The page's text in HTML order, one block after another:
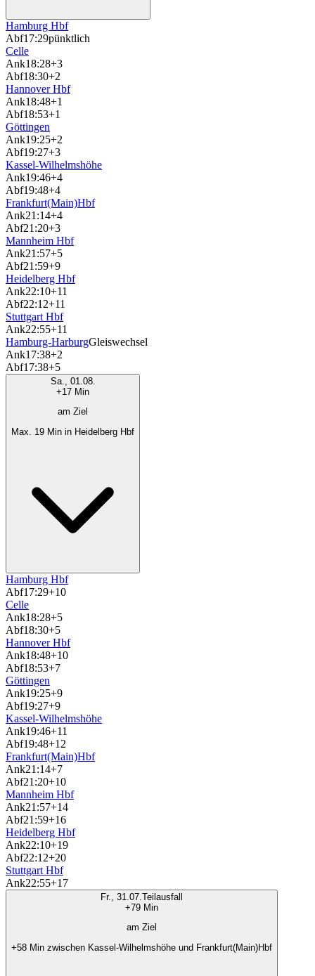
Hamburg Hbf
Abf17:29pünktlich
Celle
Ank18:28+3
Abf18:30+2
Hannover Hbf
Ank18:48+1
Abf18:53+1
Göttingen
Ank19:25+2
Abf19:27+3
Kassel-Wilhelmshöhe
Ank19:46+4
Abf19:48+4
Frankfurt(Main)Hbf
Ank21:14+4
Abf21:20+3
Mannheim Hbf
Ank21:57+5
Abf21:59+9
Heidelberg Hbf
Ank22:10+11
Abf22:12+11
Stuttgart Hbf
Ank22:55+11
Hamburg-HarburgGleiswechsel
Ank17:38+2
Abf17:38+5
Sa., 01.08.
+17 Min
am Ziel
Max. 19 Min in Heidelberg Hbf
Hamburg Hbf
Abf17:29+10
Celle
Ank18:28+5
Abf18:30+5
Hannover Hbf
Ank18:48+10
Abf18:53+7
Göttingen
Ank19:25+9
Abf19:27+9
Kassel-Wilhelmshöhe
Ank19:46+11
Abf19:48+12
Frankfurt(Main)Hbf
Ank21:14+7
Abf21:20+10
Mannheim Hbf
Ank21:57+14
Abf21:59+16
Heidelberg Hbf
Ank22:10+19
Abf22:12+20
Stuttgart Hbf
Ank22:55+17
Fr., 31.07.Teilausfall
+79 Min
am Ziel
+58 Min zwischen Kassel-Wilhelmshöhe und Frankfurt(Main)Hbf